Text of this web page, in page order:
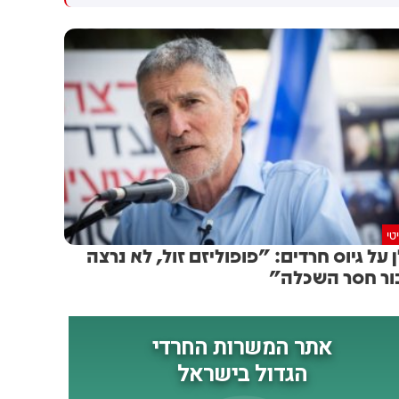
עברו בנתב"ג 2,355,591 נוסעים
בטיסות בין-לאומיות
ופנים-ארציות - עלייה של 36%
לעומת יולי אשתקד
כ-18 מיליון שקלים בוועדת
הכספים, שנועדו עבור תשלום
חובות למיקרוסופט ולספקים
נוספים - בתי הדין צפויים
להפסיק לפעול כבר ביום ראשון.
כך לפי גורמים בכירים במשרד.
כזכור, מייקרוסופט כבר
את המערכות לפני מספר
בעקבות החוב. היא הסכימה
להמתין עד כה, בעקבות
שהכסף יועבר אליה. אך בעקבות
כך שההעברה נעצרה ונחסמה -
היא צפויה להשבית את
‏על גיוס חרדים: "פופוליזם זול, לא נרצה
חסר השכלה"